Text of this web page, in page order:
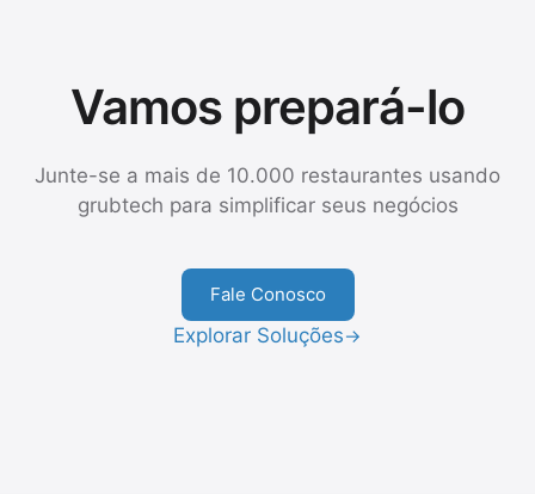
Vamos prepará-lo
Junte-se a mais de 10.000 restaurantes usando
grubtech para simplificar seus negócios
Fale Conosco
Explorar Soluções→